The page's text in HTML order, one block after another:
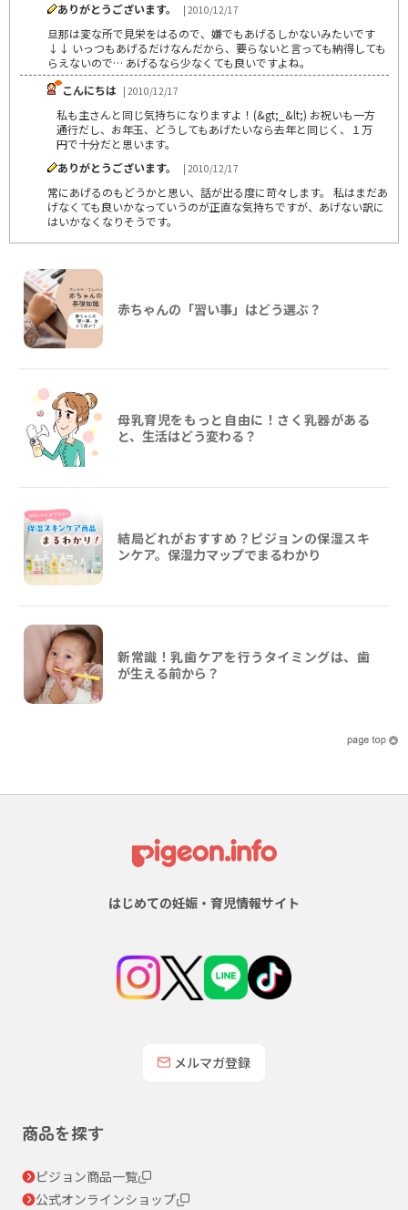
ありがとうございます。
| 2010/12/17
旦那は変な所で見栄をはるので、嫌でもあげるしかないみたいです
↓↓ いっつもあげるだけなんだから、要らないと言っても納得しても
らえないので… あげるなら少なくても良いですよね。
こんにちは | 2010/12/17
私も主さんと同じ気持ちになりますよ！(&gt;_&lt;) お祝いも一方
通行だし、お年玉、どうしてもあげたいなら去年と同じく、１万
円で十分だと思います。
ありがとうございます。
| 2010/12/17
常にあげるのもどうかと思い、話が出る度に苛々します。 私はまだあ
げなくても良いかなっていうのが正直な気持ちですが、あげない訳に
はいかなくなりそうです。
赤ちゃんの「習い事」はどう選ぶ？
母乳育児をもっと自由に！さく乳器がある
と、生活はどう変わる？
結局どれがおすすめ？ピジョンの保湿スキ
ンケア。保湿力マップでまるわかり
新常識！乳歯ケアを行うタイミングは、歯
が生える前から？
はじめての妊娠・育児情報サイト
メルマガ登録
商品を探す
ピジョン商品一覧
公式オンラインショップ